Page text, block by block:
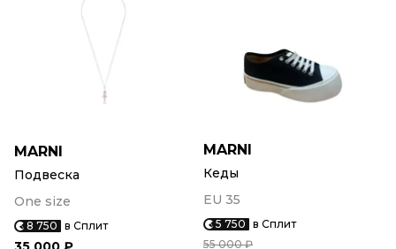
MARNI
Подвеска
One size
8 750 в Сплит
MARNI
Кеды
EU 35
5 750 в Сплит
55 000 ₽